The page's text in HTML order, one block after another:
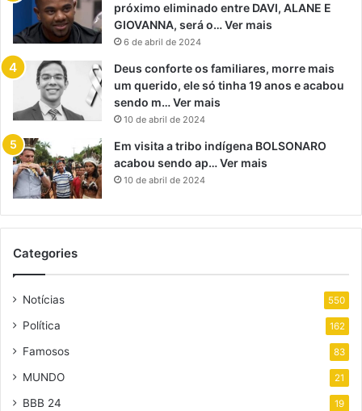
próximo eliminado entre DAVI, ALANE E
GIOVANNA, será o… Ver mais
6 de abril de 2024
Deus conforte os familiares, morre mais
um querido, ele só tinha 19 anos e acabou
sendo m… Ver mais
10 de abril de 2024
Em visita a tribo indígena BOLSONARO
acabou sendo ap… Ver mais
10 de abril de 2024
Categories
Notícias 550
Política 162
Famosos 83
MUNDO 21
BBB 24 19